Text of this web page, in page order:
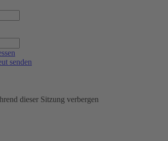
senden
dieser Sitzung verbergen